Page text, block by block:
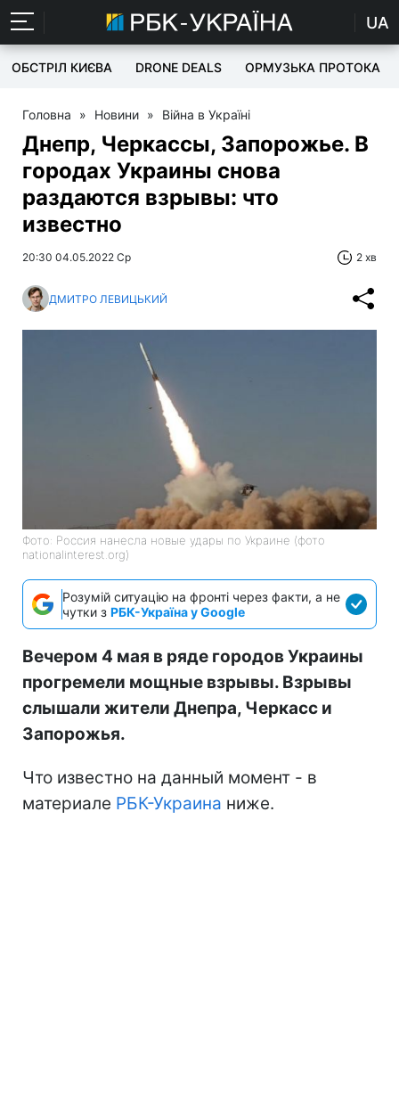
UA
ОБСТРІЛ КИЄВА DRONE DEALS ОРМУЗЬКА ПРОТОКА
Головна » Новини » Війна в Україні
Днепр, Черкассы, Запорожье. В
городах Украины снова
раздаются взрывы: что
известно
20:30 04.05.2022 Ср 2 хв
ДМИТРО ЛЕВИЦЬКИЙ
Фото: Россия нанесла новые удары по Украине (фото
nationalinterest.org)
Розумій ситуацію на фронті через факти, а не
чутки з РБК-Україна у Google
Вечером 4 мая в ряде городов Украины
прогремели мощные взрывы. Взрывы
слышали жители Днепра, Черкасс и
Запорожья.
Что известно на данный момент - в
материале РБК-Украина ниже.